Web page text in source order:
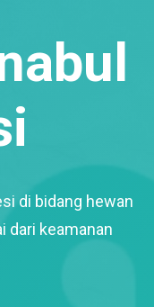
di bidang hewan
dari keamanan